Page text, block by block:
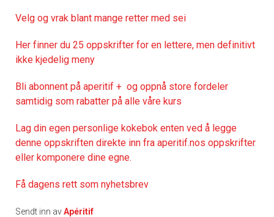
Velg og vrak blant mange retter med sei
Her finner du 25 oppskrifter for en lettere, men definitivt
ikke kjedelig meny
Bli abonnent på aperitif + og oppnå store fordeler
samtidig som rabatter på alle våre kurs
Lag din egen personlige kokebok enten ved å legge
denne oppskriften direkte inn fra aperitif.nos oppskrifter
eller komponere dine egne.
Få dagens rett som nyhetsbrev
Sendt inn avApéritif